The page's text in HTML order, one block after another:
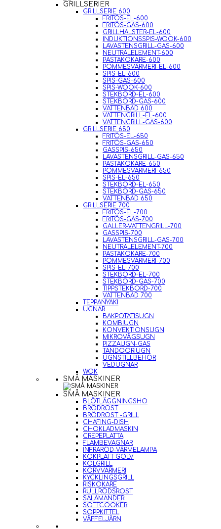
GRILLSERIER
GRILLSERIE 600
FRITÖS-EL-600
FRITÖS-GAS-600
GRILLHALSTER-EL-600
INDUKTIONSSPIS-WOOK-600
LAVASTENSGRILL-GAS-600
NEUTRALELEMENT-600
PASTAKOKARE-600
POMMESVÄRMERI-EL-600
SPIS-EL-600
SPIS-GAS-600
SPIS-WOOK-600
STEKBORD-EL-600
STEKBORD-GAS-600
VATTENBAD 600
VATTENGRILL-EL-600
VATTENGRILL-GAS-600
GRILLSERIE 650
FRITÖS-EL-650
FRITÖS-GAS-650
GASSPIS-650
LAVASTENSGRILL-GAS-650
PASTAKOKARE-650
POMMESVÄRMERI-650
SPIS-EL-650
STEKBORD-EL-650
STEKBORD-GAS-650
VATTENBAD 650
GRILLSERIE 700
FRITÖS-EL-700
FRITÖS-GAS-700
GALLER-VATTENGRILL-700
GASSPIS-700
LAVASTENSGRILL-GAS-700
NEUTRALELEMENT-700
PASTAKOKARE-700
POMMESVÄRMERI-700
SPIS-EL-700
STEKBORD-EL-700
STEKBORD-GAS-700
TIPPSTEKBORD-700
VATTENBAD 700
TEPPANYAKI
UGNAR
BAKPOTATISUGN
KOMBIUGN
KONVEKTIONSUGN
MIKROVÅGSUGN
PIZZAUGN-GAS
TANDOORIUGN
UGNSTILLBEHÖR
VEDUGNAR
WOK
SMÅ MASKINER
SMÅ MASKINER
BLÖTLÄGGNINGSHO
BRÖDROST
BRÖDROST -GRILL
CHAFING-DISH
CHOKLADMASKIN
CREPEPLATTA
FLAMBEVAGNAR
INFRARÖD-VÄRMELAMPA
KOKPLATT-GOLV
KOLGRILL
KORVVÄRMERI
KYCKLINGSGRILL
RISKOKARE
RULLRÖDSROST
SALAMANDER
SOFTCOOKER
SOPPKITTEL
VÅFFELJÄRN